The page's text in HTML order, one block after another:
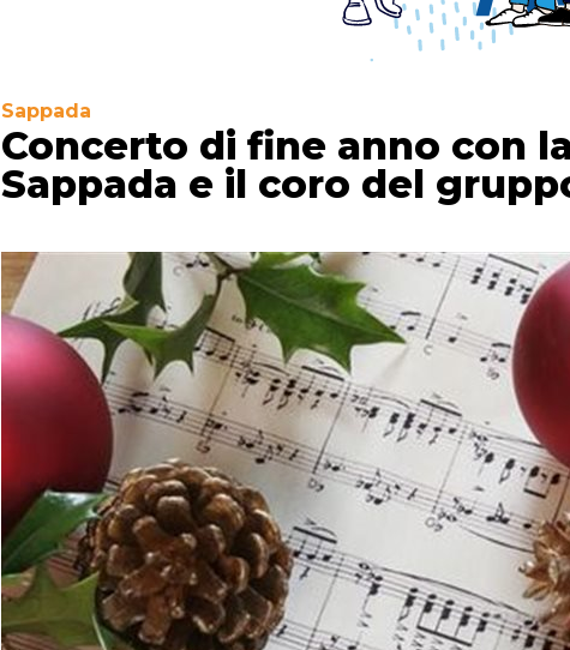
Sappada
Concerto di fine anno con
Sappada e il coro del